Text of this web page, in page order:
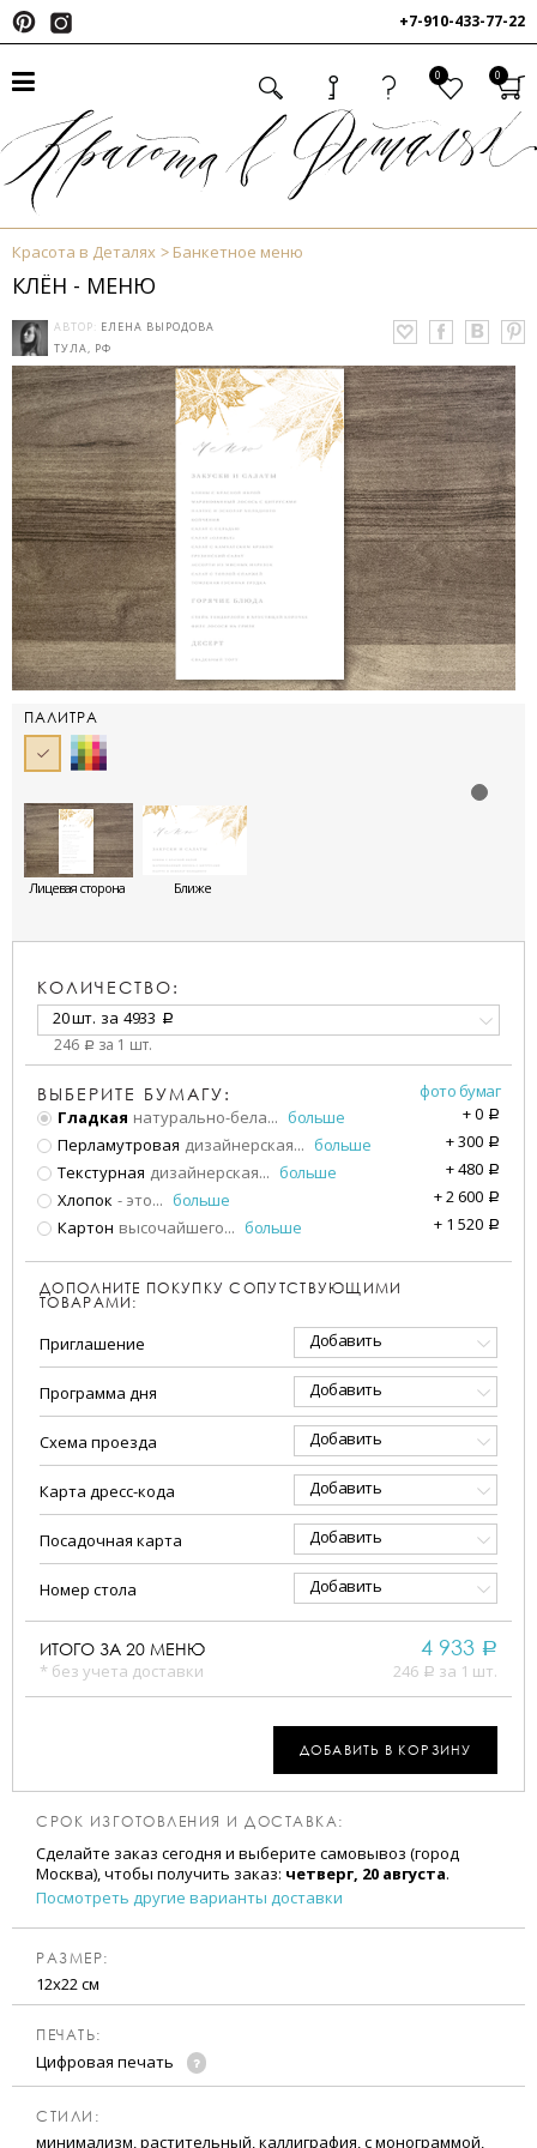
+7-910-433-77-22
0 0
Красота в Деталях Банкетное меню
КЛЁН - МЕНЮ
АВТОР: ЕЛЕНА ВЫРОДОВА
ТУЛА, РФ
ПАЛИТРА
Лицевая сторона Ближе
КОЛИЧЕСТВО:
20 шт. за 4933 a
246 a за 1 шт.
ВЫБЕРИТЕ БУМАГУ:
фото бумаг
Гладкая натурально-бела... больше +0 a
Перламутровая дизайнерская... больше +300 a
Текстурная дизайнерская... больше +480 a
Хлопок - это... больше +2 600 a
Картон высочайшего... больше + 1 520 a
ДОПОЛНИТЕ ПОКУПКУ СОПУТСТВУЮЩИМИ
ТОВАРАМИ:
Приглашение Добавить
Программа дня Добавить
Схема проезда Добавить
Карта дресс-кода Добавить
Посадочная карта Добавить
Номер стола Добавить
ИТОГО ЗА 20 МЕНЮ
* без учета доставки
4 933 a
246 a за 1 шт.
ДОБАВИТЬ В КОРЗИНУ
СРОК ИЗГОТОВЛЕНИЯ И ДОСТАВКА:
Сделайте заказ сегодня и выберите самовывоз (город
Москва), чтобы получить заказ: четверг, 20 августа.
Посмотреть другие варианты доставки
РАЗМЕР:
12х22 см
ПЕЧАТЬ:
Цифровая печать
CТИЛИ:
минимализм, растительный, каллиграфия, с монограммой,